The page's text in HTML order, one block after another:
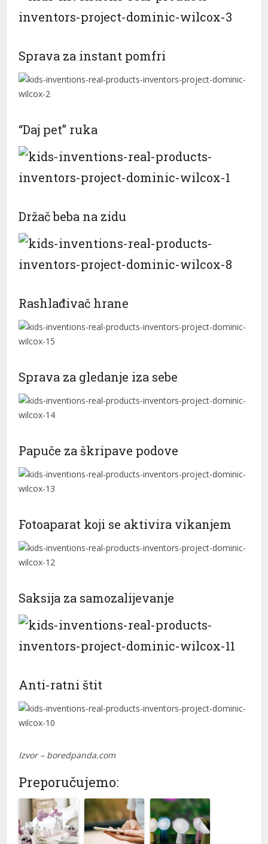
Sprava za instant pomfri
“Daj pet” ruka
Držač beba na zidu
Rashlađivač hrane
Sprava za gledanje iza sebe
Papuče za škripave podove
Fotoaparat koji se aktivira vikanjem
Saksija za samozalijevanje
Anti-ratni štit
Izvor – boredpanda.com
Preporučujemo: